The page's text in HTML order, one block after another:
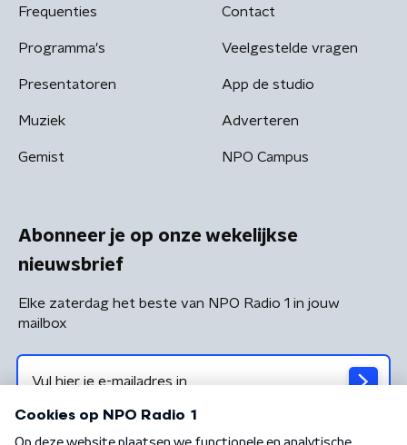
Frequenties
Programma's
Presentatoren
Muziek
Gemist
Contact
Veelgestelde vragen
App de studio
Adverteren
NPO Campus
Abonneer je op onze wekelijkse
nieuwsbrief
Elke zaterdag het beste van NPO Radio 1 in jouw
mailbox